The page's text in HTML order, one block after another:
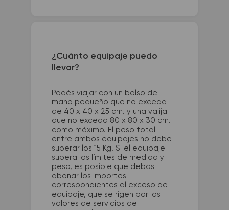
¿Cuánto equipaje puedo
llevar?
Podés viajar con un bolso de
mano pequeño que no exceda
de 40 x 40 x 25 cm. y una valija
que no exceda 80 x 80 x 30 cm.
como máximo. El peso total
entre ambos equipajes no debe
superar los 15 Kg. Si el equipaje
supera los límites de medida y
peso, es posible que debas
abonar los importes
correspondientes al exceso de
equipaje, que se rigen por los
valores de servicios de